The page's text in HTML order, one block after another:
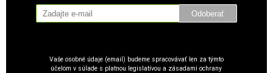
Odoberať
Vaše osobné údaje (email) budeme spracovávať len za týmto
účelom v súlade s platnou legislatívou a zásadami ochrany